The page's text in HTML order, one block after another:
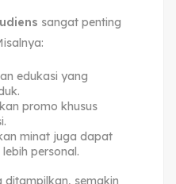
sangat penting
edukasi yang
promo khusus
minat juga dapat
personal.
ditampilkan, semakin